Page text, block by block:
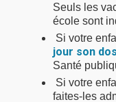
Seuls les
école sont
Si votre
jour son
Santé
Si votre
faites-les